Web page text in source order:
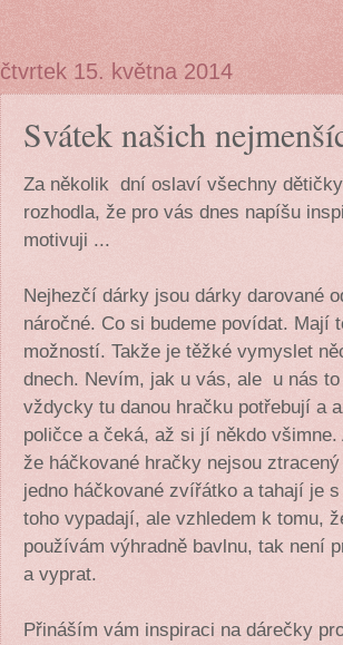
čtvrtek 15. května 2014
Svátek našich
Za několik dní oslaví všechny
rozhodla, že pro vás dnes napíšu
motivuji ...
Nejhezčí dárky jsou dárky darované
náročné. Co si budeme povídat. Mají
možností. Takže je těžké vymyslet
dnech. Nevím, jak u vás, ale u nás
vždycky tu danou hračku potřebují a
poličce a čeká, až si jí někdo
že háčkované hračky nejsou
jedno háčkované zvířátko a tahají je
toho vypadají, ale vzhledem k tomu,
používám výhradně bavlnu, tak není
a vyprat.
Přináším vám inspiraci na dárečky